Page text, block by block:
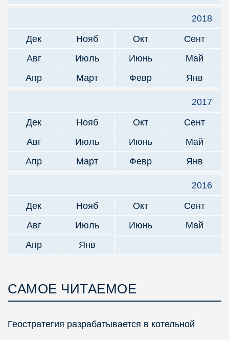
2018
Дек
Нояб Окт
Сент
Авг
Июль Июнь
Май
Апр
Март Февр Янв
2017
Дек
Нояб Окт
Сент
Авг
Июль Июнь
Май
Апр
Март Февр Янв
2016
Дек
Нояб Окт
Сент
Авг
Июль Июнь
Май
Апр
Янв
САМОЕ ЧИТАЕМОЕ
Геостратегия разрабатывается в котельной